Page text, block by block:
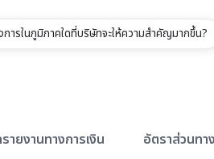
การในภูมิภาคใดที่บริษัทจะให้ความสำคัญมากขึ้น?
ายงานทางการเงิน อัตราส่วนทา